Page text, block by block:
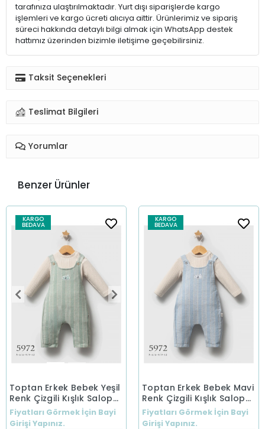
tarafınıza ulaştırılmaktadır. Yurt dışı siparişlerde kargo
işlemleri ve kargo ücreti alıcıya aittir. Ürünlerimiz ve sipariş
süreci hakkında detaylı bilgi almak için WhatsApp destek
hattımız üzerinden bizimle iletişime geçebilirsiniz.
Taksit Seçenekleri
Teslimat Bilgileri
Yorumlar
Benzer Ürünler
KARGO
BEDAVA
Toptan Erkek Bebek Yeşil
Renk Çizgili Kışlık Salopet
(3-12 Ay)
Fiyatları Görmek İçin Bayi
Girişi Yapınız.
KARGO
BEDAVA
Toptan Erkek Bebek Mavi
Renk Çizgili Kışlık Salopet
(3-12 Ay)
Fiyatları Görmek İçin Bayi
Girişi Yapınız.